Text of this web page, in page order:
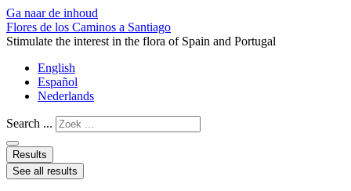
Ga naar de inhoud
Flores de los Caminos a Santiago
Stimulate the interest in the flora of Spain and Portugal
English
Español
Nederlands
Search ...
Results
See all results